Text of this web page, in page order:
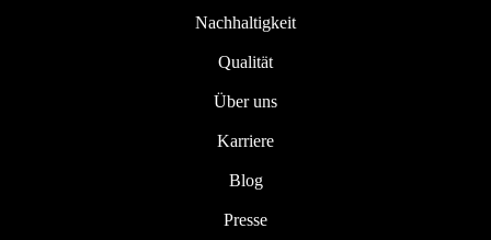
Nachhaltigkeit
Qualität
Über uns
Karriere
Blog
Presse